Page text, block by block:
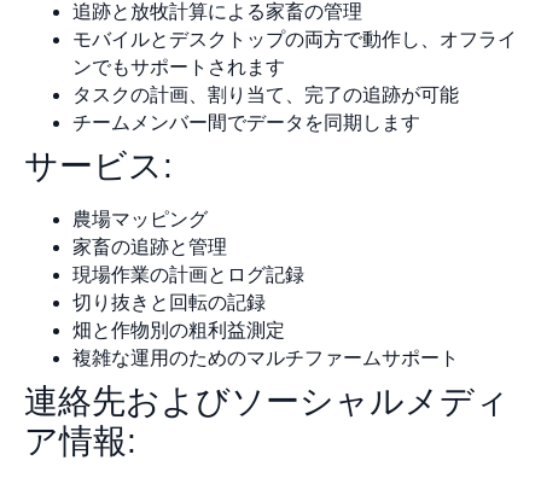
追跡と放牧計算による家畜の管理
モバイルとデスクトップの両方で動作し、オフライ
ンでもサポートされます
タスクの計画、割り当て、完了の追跡が可能
チームメンバー間でデータを同期します
サービス:
農場マッピング
家畜の追跡と管理
現場作業の計画とログ記録
切り抜きと回転の記録
畑と作物別の粗利益測定
複雑な運用のためのマルチファームサポート
連絡先およびソーシャルメディ
ア情報: